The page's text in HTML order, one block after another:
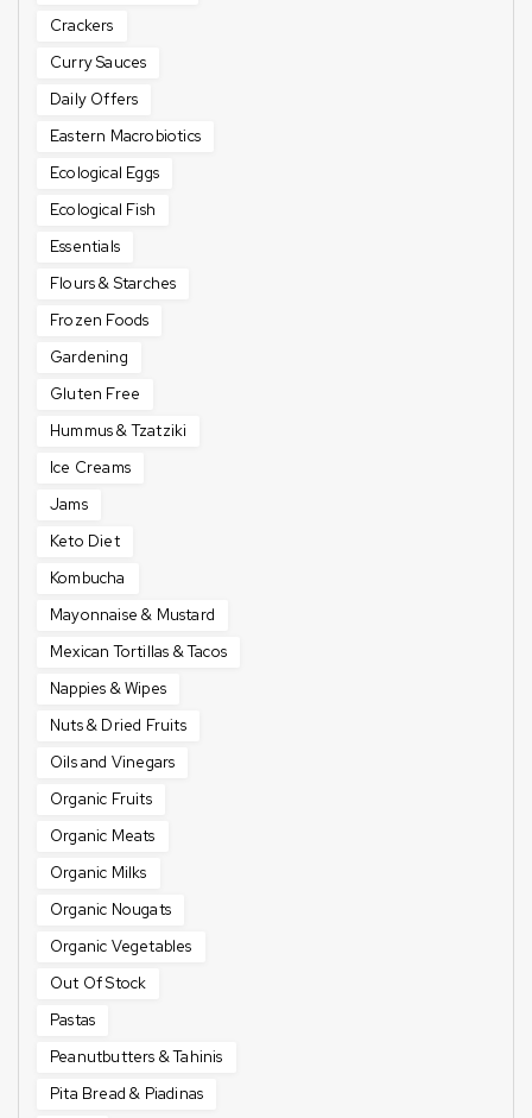
Crackers
Curry Sauces
Daily Offers
Eastern Macrobiotics
Ecological Eggs
Ecological Fish
Essentials
Flours & Starches
Frozen Foods
Gardening
Gluten Free
Hummus & Tzatziki
Ice Creams
Jams
Keto Diet
Kombucha
Mayonnaise & Mustard
Mexican Tortillas & Tacos
Nappies & Wipes
Nuts & Dried Fruits
Oils and Vinegars
Organic Fruits
Organic Meats
Organic Milks
Organic Nougats
Organic Vegetables
Out Of Stock
Pastas
Peanutbutters & Tahinis
Pita Bread & Piadinas